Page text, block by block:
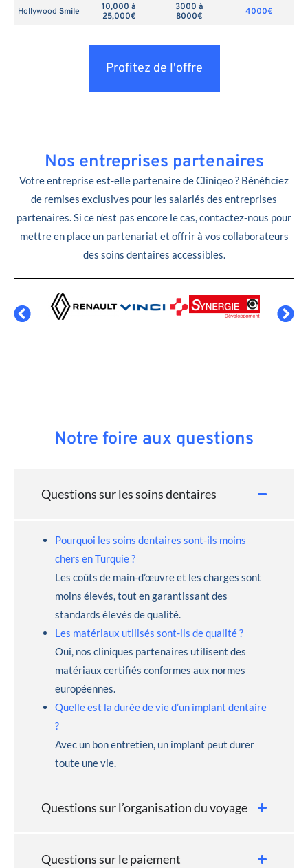
Hollywood Smile
10,000 à
25,000€
3000 à
8000€
4000€
Profitez de l'offre
Nos entreprises partenaires
Votre entreprise est-elle partenaire de Cliniqeo ? Bénéficiez
de remises exclusives pour les salariés des entreprises
partenaires. Si ce n’est pas encore le cas, contactez-nous pour
mettre en place un partenariat et offrir à vos collaborateurs
des soins dentaires accessibles.
Notre foire aux questions
Questions sur les soins dentaires
Pourquoi les soins dentaires sont-ils moins
chers en Turquie ?
Les coûts de main-d’œuvre et les charges sont
moins élevés, tout en garantissant des
standards élevés de qualité.
Les matériaux utilisés sont-ils de qualité ?
Oui, nos cliniques partenaires utilisent des
matériaux certifiés conformes aux normes
européennes.
Quelle est la durée de vie d’un implant dentaire
?
Avec un bon entretien, un implant peut durer
toute une vie.
Questions sur l’organisation du voyage
Questions sur le paiement